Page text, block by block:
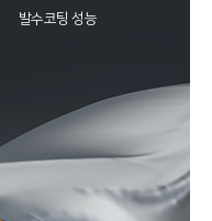
발수코팅 성능